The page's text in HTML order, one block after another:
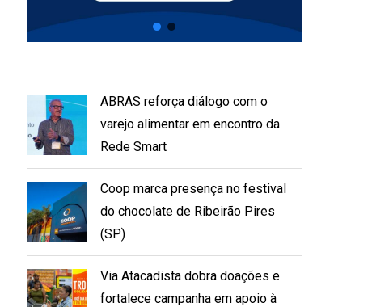
ABRAS reforça diálogo com o
varejo alimentar em encontro da
Rede Smart
Coop marca presença no festival
do chocolate de Ribeirão Pires
(SP)
Via Atacadista dobra doações e
fortalece campanha em apoio à